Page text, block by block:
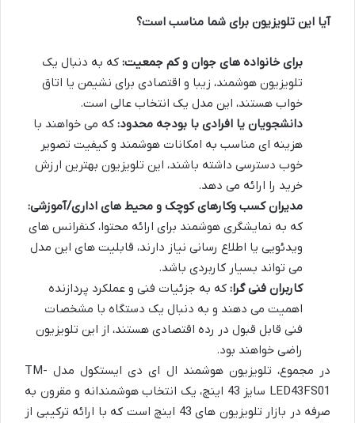
آیا این تلویزیون برای شما مناسب است؟
برای خانواده های جوان و کم جمعیت: که به دنبال یک
تلویزیون هوشمند، زیبا و اقتصادی برای نشیمن یا اتاق
خواب هستند، این مدل یک انتخاب عالی است.
دانشجویان یا افرادی با بودجه محدود: که می خواهند با
هزینه ای مناسب به امکانات هوشمند و کیفیت تصویر
خوب دسترسی داشته باشند، این تلویزیون بهترین ارزش
خرید را ارائه می دهد.
مدیران کسب وکارهای کوچک و محیط های اداری/آموزشی:
که به نمایشگری هوشمند برای ارائه محتوا، کنفرانس های
ویدئویی یا اطلاع رسانی نیاز دارند، قابلیت های این مدل
می تواند بسیار کاربردی باشد.
کاربران فنی گرا: که به جزئیات فنی و عملکرد پردازنده
اهمیت می دهند و به دنبال یک دستگاه با مشخصات
فنی قابل قبول در رده اقتصادی هستند، از این تلویزیون
راضی خواهند بود.
در مجموع، تلویزیون هوشمند ال ای دی ایستکول مدل TM-
LED43FS01 سایز 43 اینچ، یک انتخاب هوشمندانه و مقرون به
صرفه در بازار تلویزیون های 43 اینچ است که با ارائه ترکیبی از